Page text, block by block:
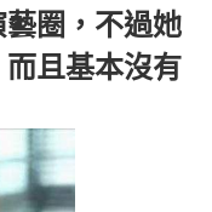
圈，不過她
且基本沒有